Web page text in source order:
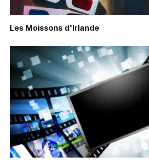
Les Moissons d'Irlande